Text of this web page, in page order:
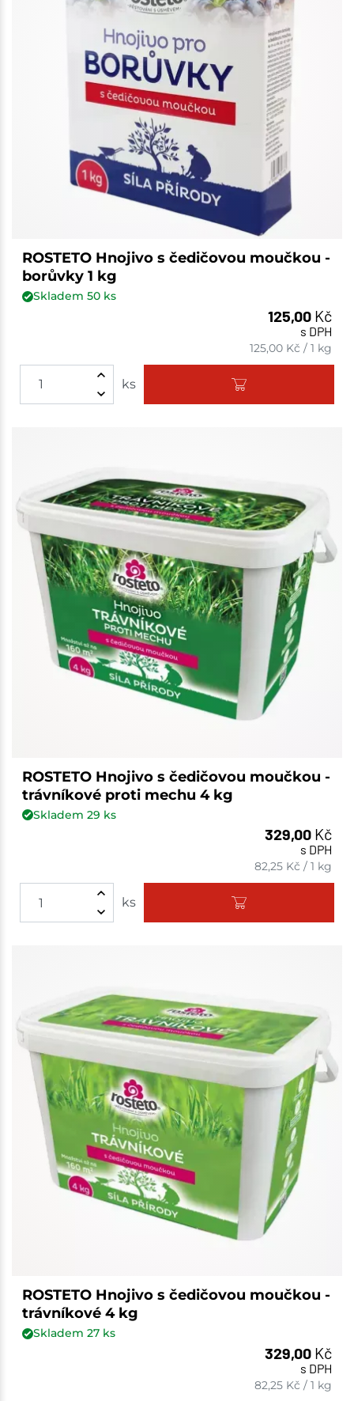
ROSTETO Hnojivo s čedičovou moučkou -
borůvky 1 kg
Skladem 50ks
125,00 Kč
s DPH
125,00 Kč /1 kg
ks
ROSTETO Hnojivo s čedičovou moučkou -
trávníkové proti mechu 4 kg
Skladem 29 ks
329,00 Kč
s DPH
82,25 Kč /1 kg
ks
ROSTETO Hnojivo s čedičovou moučkou -
trávníkové 4 kg
Skladem 27ks
329,00 Kč
s DPH
82,25 Kč /1 kg